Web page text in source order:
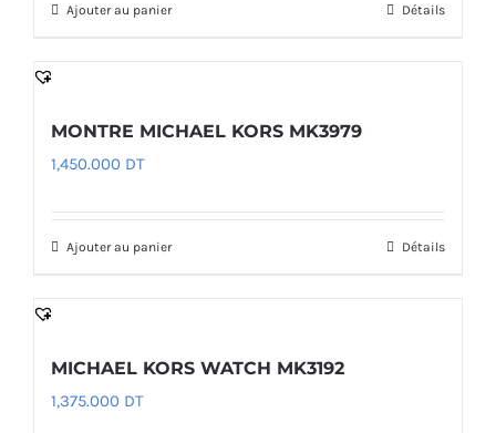
Ajouter au panier Détails
MONTRE MICHAEL KORS MK3979
1,450.000 DT
Ajouter au panier Détails
MICHAEL KORS WATCH MK3192
1,375.000 DT